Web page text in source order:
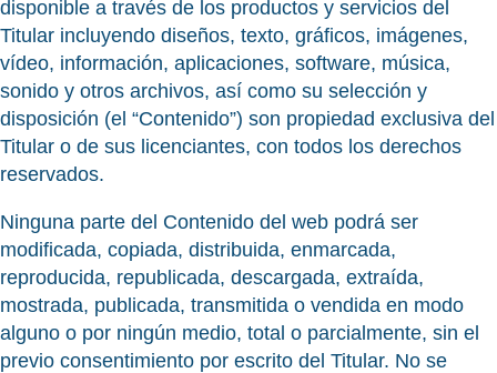
disponible a través de los productos y servicios del
Titular incluyendo diseños, texto, gráficos, imágenes,
vídeo, información, aplicaciones, software, música,
sonido y otros archivos, así como su selección y
disposición (el “Contenido”) son propiedad exclusiva del
Titular o de sus licenciantes, con todos los derechos
reservados.
Ninguna parte del Contenido del web podrá ser
modificada, copiada, distribuida, enmarcada,
reproducida, republicada, descargada, extraída,
mostrada, publicada, transmitida o vendida en modo
alguno o por ningún medio, total o parcialmente, sin el
previo consentimiento por escrito del Titular. No se